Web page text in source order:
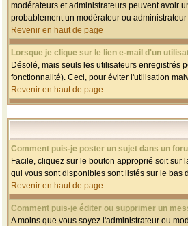
modérateurs et administrateurs peuvent avoir
probablement un modérateur ou
Revenir en haut de page
Lorsque je clique sur le lien e-mail d'un
Désolé, mais seuls les utilisateurs enregistrés
fonctionnalité). Ceci, pour éviter l'utilisation
Revenir en haut de page
Comment puis-je poster un sujet dans un
Facile, cliquez sur le bouton approprié soit sur
qui vous sont disponibles sont listés sur le bas
Revenir en haut de page
Comment puis-je éditer ou supprimer un
A moins que vous soyez l'administrateur ou